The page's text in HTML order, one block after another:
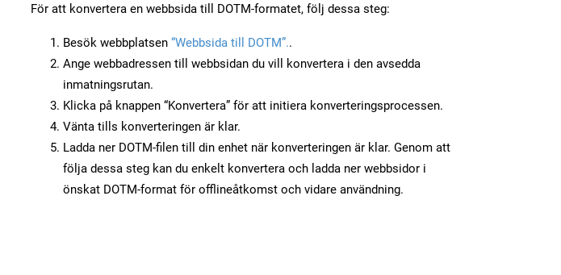
För att konvertera en webbsida till DOTM-formatet, följ dessa steg:
Besök webbplatsen “Webbsida till DOTM”..
Ange webbadressen till webbsidan du vill konvertera i den avsedda
inmatningsrutan.
Klicka på knappen “Konvertera” för att initiera konverteringsprocessen.
Vänta tills konverteringen är klar.
Ladda ner DOTM-filen till din enhet när konverteringen är klar. Genom att
följa dessa steg kan du enkelt konvertera och ladda ner webbsidor i
önskat DOTM-format för offlineåtkomst och vidare användning.